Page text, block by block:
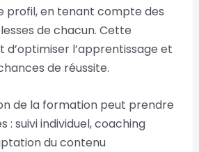
profil, en tenant compte des
de chacun. Cette
l’apprentissage et
de réussite.
de la formation peut prendre
: suivi individuel, coaching
du contenu